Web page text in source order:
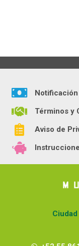
Notificación
Términos y
Aviso de